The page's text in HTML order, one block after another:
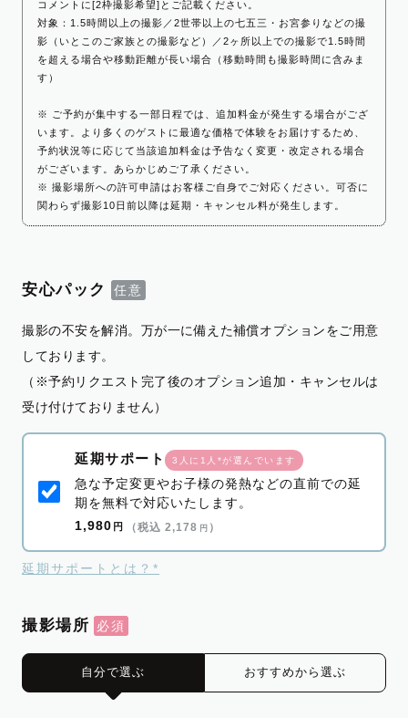
コメントに[2枠撮影希望]とご記載ください。
対象：1.5時間以上の撮影／2世帯以上の七五三・お宮参りなどの撮
影（いとこのご家族との撮影など）／2ヶ所以上での撮影で1.5時間
を超える場合や移動距離が長い場合（移動時間も撮影時間に含みま
す）
※ ご予約が集中する一部日程では、追加料金が発生する場合がござ
います。より多くのゲストに最適な価格で体験をお届けするため、
予約状況等に応じて当該追加料金は予告なく変更・改定される場合
がございます。あらかじめご了承ください。
※ 撮影場所への許可申請はお客様ご自身でご対応ください。可否に
関わらず撮影10日前以降は延期・キャンセル料が発生します。
安心パック
撮影の不安を解消。万が一に備えた補償オプションをご用意
しております。
（※予約リクエスト完了後のオプション追加・キャンセルは
受け付けておりません）
延期サポート 3人に1人*が選んでいます
急な予定変更やお子様の発熱などの直前での延
期を無料で対応いたします。
1,980 円 （税込 2,178 円 ）
延期サポートとは？*
撮影場所
自分で選ぶ おすすめから選ぶ